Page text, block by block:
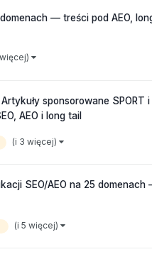
— treści pod AEO,
sponsorowane SPORT i
AEO i long tail
(i 3 więcej)
SEO/AEO na 25
(i 5 więcej)